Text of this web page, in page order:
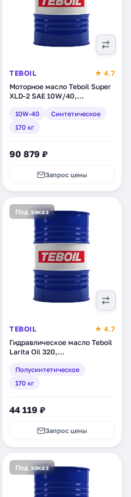
TEBOIL
★ 4.7
Моторное масло Teboil Super
XLD-2 SAE 10W/40,
304)
10W-40
Синтетическое
170 кг
90 879 ₽
Запрос цены
Под заказ
TEBOIL
★ 4.7
Гидравлическое масло Teboil
Larita Oil 320,
(tb-173)
Полусинтетическое
170 кг
44 119 ₽
Запрос цены
Под заказ